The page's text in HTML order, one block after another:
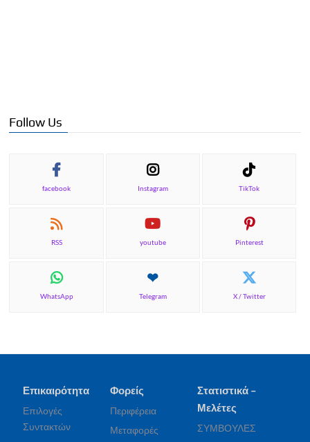
Follow Us
facebook Instagram TikTok
RSS youtube Pinterest
WhatsApp Telegram X / Twitter
Επικαιρότητα
Επιλογές
Συντακτών
Φορείς
Περιφέρεια
Μεταφορές
Στατιστικά –
Μελέτες
ΣΥΜΒΟΥΛΕΣ